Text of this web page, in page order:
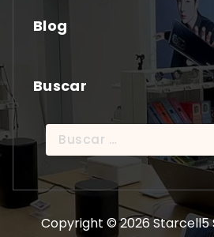
Blog
Buscar
Buscar:
Copyright © 2026 Starcell5